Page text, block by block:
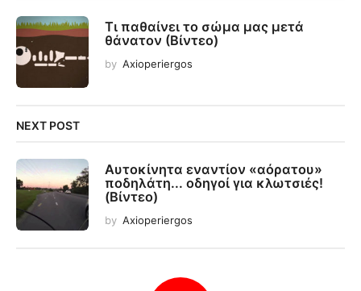
Τι παθαίνει το σώμα μας μετά
θάνατον (Βίντεο)
by Axioperiergos
NEXT POST
Αυτοκίνητα εναντίον «αόρατου»
ποδηλάτη... οδηγοί για κλωτσιές!
(Βίντεο)
by Axioperiergos